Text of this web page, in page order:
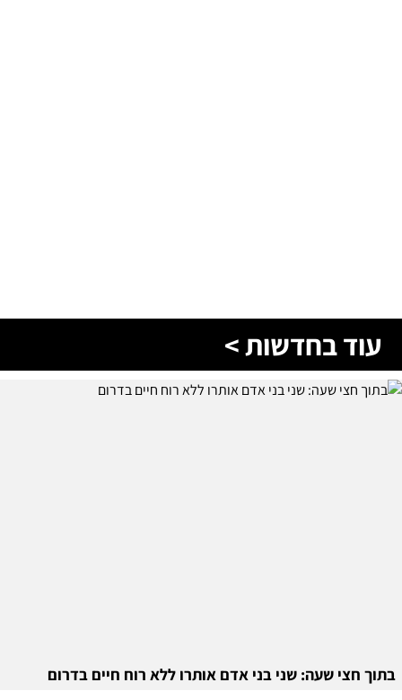
עוד בחדשות >
בתוך חצי שעה: שני בני אדם אותרו ללא רוח חיים בדרום